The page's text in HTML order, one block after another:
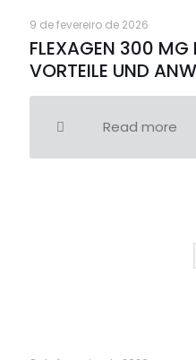
9 de fevereiro de 2026
FLEXAGEN 300 MG
VORTEILE UND
Read more